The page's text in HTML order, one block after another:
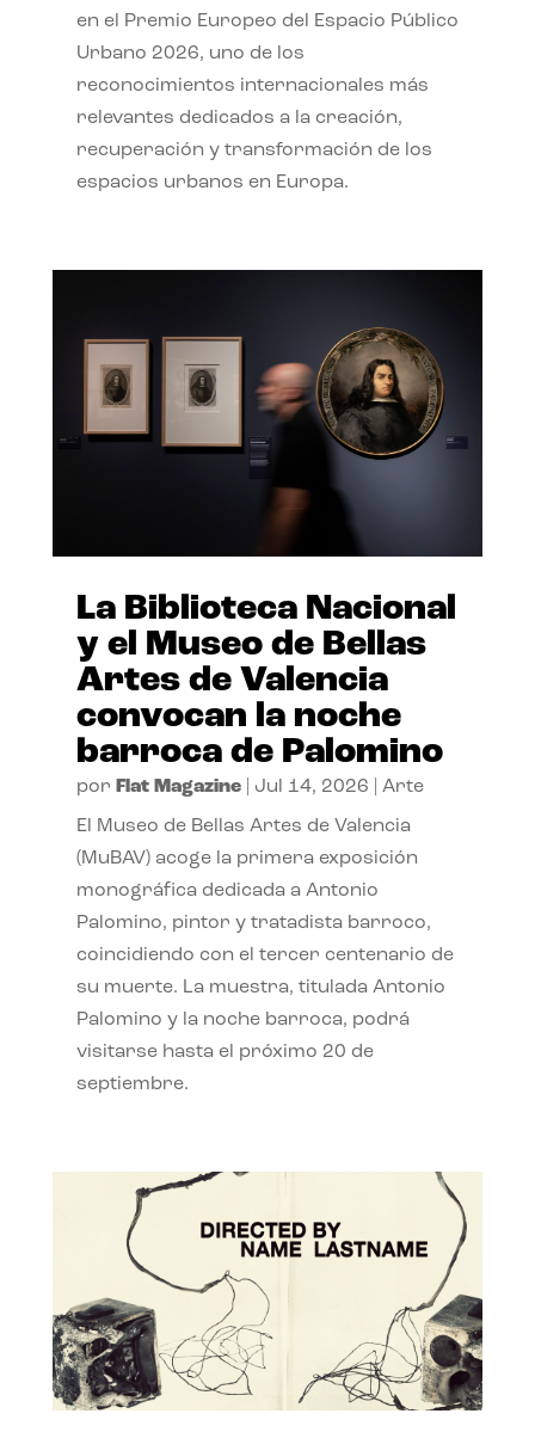
en el Premio Europeo del Espacio Público
Urbano 2026, uno de los
reconocimientos internacionales más
relevantes dedicados a la creación,
recuperación y transformación de los
espacios urbanos en Europa.
La Biblioteca Nacional
y el Museo de Bellas
Artes de Valencia
convocan la noche
barroca de Palomino
por Flat Magazine| Jul 14, 2026 Arte
El Museo de Bellas Artes de Valencia
(MuBAV) acoge la primera exposición
monográfica dedicada a Antonio
Palomino, pintor y tratadista barroco,
coincidiendo con el tercer centenario de
su muerte. La muestra, titulada Antonio
Palomino y la noche barroca, podrá
visitarse hasta el próximo 20 de
septiembre.